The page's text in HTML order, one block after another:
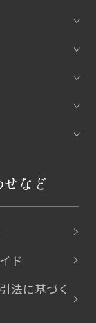
など
ド
法に基づく